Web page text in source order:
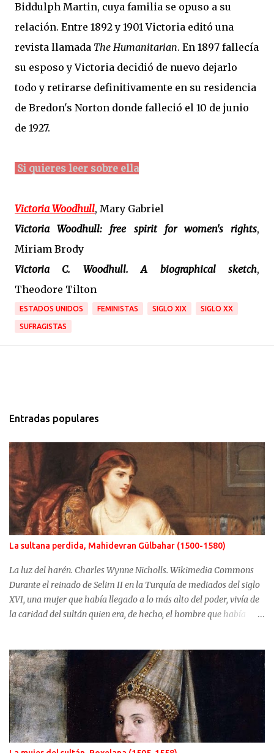
Biddulph Martin, cuya familia se opuso a su
relación. Entre 1892 y 1901 Victoria editó una
revista llamada The Humanitarian. En 1897 fallecía
su esposo y Victoria decidió de nuevo dejarlo
todo y retirarse definitivamente en su residencia
de Bredon's Norton donde falleció el 10 de junio
de 1927.
Si quieres leer sobre ella
Victoria Woodhull, Mary Gabriel
Victoria Woodhull: free spirit for women's rights,
Miriam Brody
Victoria C. Woodhull. A biographical sketch,
Theodore Tilton
ESTADOS UNIDOS FEMINISTAS SIGLO XIX SIGLO XX
SUFRAGISTAS
Entradas populares
La sultana perdida, Mahidevran Gülbahar (1500-1580)
La luz del harén. Charles Wynne Nicholls. Wikimedia Commons
Durante el reinado de Selim II en la Turquía de mediados del siglo
XVI, una mujer que había llegado a lo más alto del poder, vivía de
la caridad del sultán quien era, de hecho, el hombre que había
fue su madre, la sultana Roxelana, quien después de ganarse el
favor del poderoso Solimán, consiguió que su primera esposa y su
hijo fueran alejados del poder. Mahidevran fue una mujer con
orígenes desconocidos que consiguió ser la reina del harén de una
Turquía que puso en jaque a Europa y terminó sus días desterrada
y olvidada. Mahidevran Sultan nació alrededor del año 1500 pero
sus primeros años de vida son desconocidos. Algunas fuentes